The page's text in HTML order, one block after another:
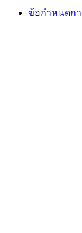
ข้อกำหนดกา